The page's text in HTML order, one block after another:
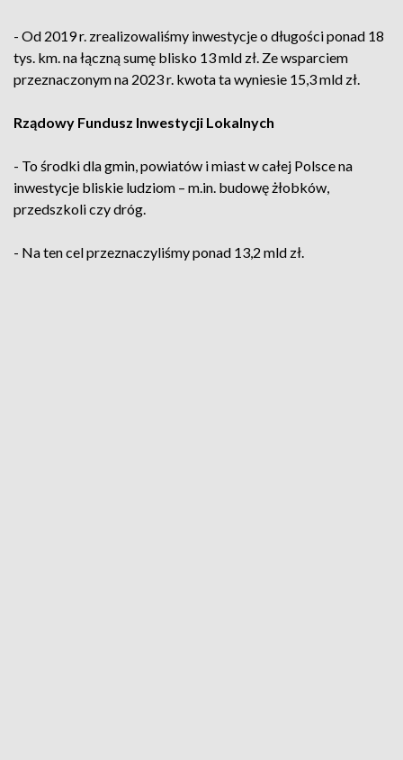
- Od 2019 r. zrealizowaliśmy inwestycje o długości ponad 18
tys. km. na łączną sumę blisko 13 mld zł. Ze wsparciem
przeznaczonym na 2023 r. kwota ta wyniesie 15,3 mld zł.
Rządowy Fundusz Inwestycji Lokalnych
- To środki dla gmin, powiatów i miast w całej Polsce na
inwestycje bliskie ludziom – m.in. budowę żłobków,
przedszkoli czy dróg.
- Na ten cel przeznaczyliśmy ponad 13,2 mld zł.